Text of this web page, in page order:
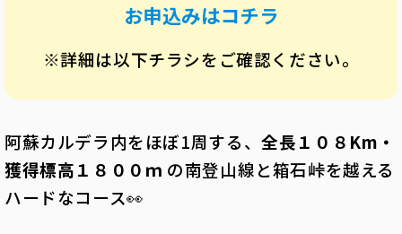
お申込みはコチラ
※詳細は以下チラシをご確認ください。
阿蘇カルデラ内をほぼ1周する、全長１０８Km・
獲得標高１８００ｍ の南登山線と箱石峠を越える
ハードなコース👀